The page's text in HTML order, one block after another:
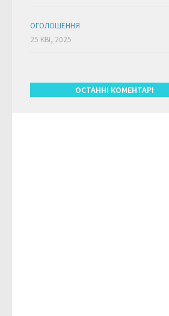
ОГОЛОШЕННЯ
25 КВІ, 2025
ОСТАННІ КОМЕНТАРІ